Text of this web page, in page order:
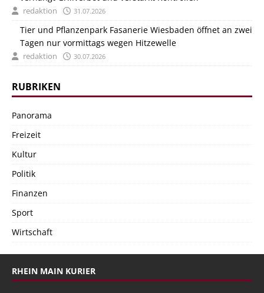
redaktion 31.07.2026
Tier und Pflanzenpark Fasanerie Wiesbaden öffnet an zwei
Tagen nur vormittags wegen Hitzewelle
redaktion 30.07.2026
RUBRIKEN
Panorama
Freizeit
Kultur
Politik
Finanzen
Sport
Wirtschaft
RHEIN MAIN KURIER